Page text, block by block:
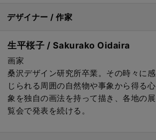
デザイナー / 作家
生平桜子 / Sakurako Oidaira
画家
桑沢デザイン研究所卒業。その時々に感
じられる周囲の自然物や事象から得る心
象を独自の画法を持って描き、各地の展
覧会で発表を続ける。